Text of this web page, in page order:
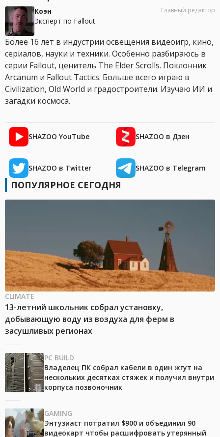
Коэн
Эксперт по Fallout
Главный редактор
Более 16 лет в индустрии освещения видеоигр, кино,
сериалов, науки и техники. Особенно разбираюсь в
серии Fallout, ценитель The Elder Scrolls. Поклонник
Arcanum и Fallout Tactics. Больше всего играю в
Civilization, Old World и градостроители. Изучаю ИИ и
загадки космоса.
SHAZOO YouTube SHAZOO в Дзен
SHAZOO в Twitter SHAZOO в Telegram
ПОПУЛЯРНОЕ СЕГОДНЯ
CLIMATE
13-летний школьник собрал установку,
добывающую воду из воздуха для ферм в
засушливых регионах
PC BUILD
Владелец ПК собрал кабели в один жгут на
нескольких десятках стяжек и получил внутри
корпуса позвоночник
GAMING
Энтузиаст потратил $900 и объединил 90
видеокарт чтобы расшифровать утерянный